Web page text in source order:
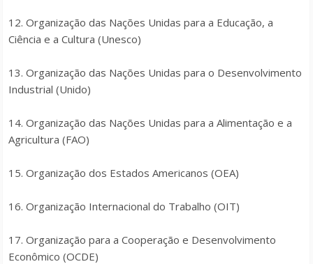
12. Organização das Nações Unidas para a Educação, a
Ciência e a Cultura (Unesco)
13. Organização das Nações Unidas para o Desenvolvimento
Industrial (Unido)
14. Organização das Nações Unidas para a Alimentação e a
Agricultura (FAO)
15. Organização dos Estados Americanos (OEA)
16. Organização Internacional do Trabalho (OIT)
17. Organização para a Cooperação e Desenvolvimento
Econômico (OCDE)